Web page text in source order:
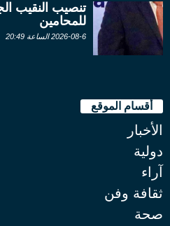
تنصيب النقيب
للمحامين
2026-08-6 الساعة 20:49
أقسام الموقع
الأخبار
دولية
آراء
ثقافة وفن
صحة